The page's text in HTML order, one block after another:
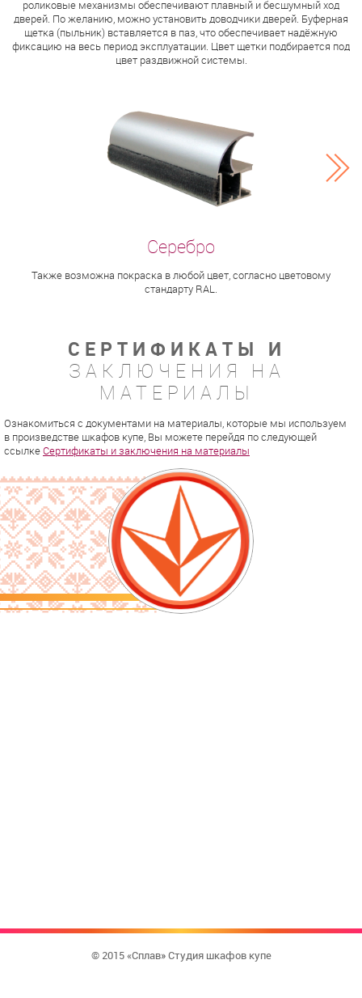
роликовые механизмы обеспечивают плавный и бесшумный ход
дверей. По желанию, можно установить доводчики дверей. Буферная
щетка (пыльник) вставляется в паз, что обеспечивает надёжную
фиксацию на весь период эксплуатации. Цвет щетки подбирается под
цвет раздвижной системы.
Также возможна покраска в любой цвет, согласно цветовому
стандарту RAL.
СЕРТИФИКАТЫ И
ЗАКЛЮЧЕНИЯ НА
МАТЕРИАЛЫ
Ознакомиться с документами на материалы, которые мы используем
в произведстве шкафов купе, Вы можете перейдя по следующей
ссылкеСертификаты и заключения на материалы
© 2015 «Сплав» Студия шкафов купе